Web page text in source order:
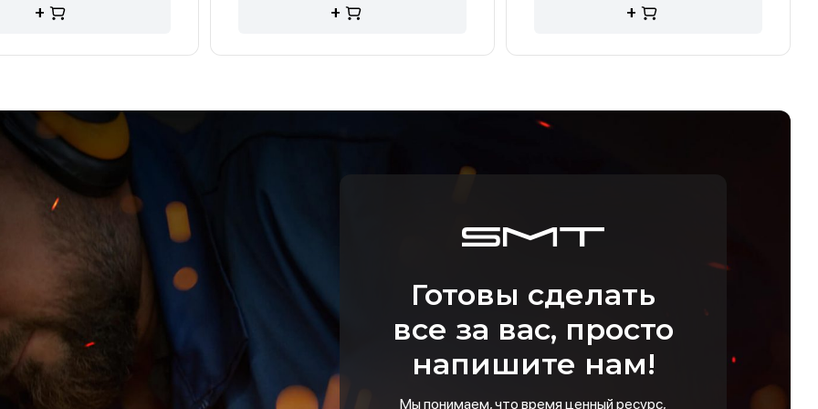
+ + +
Готовы сделать
все за вас, просто
напишите нам!
Мы понимаем, что время ценный ресурс,